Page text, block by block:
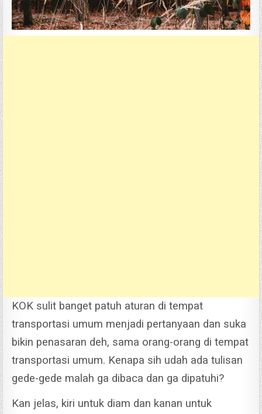
KOK sulit banget patuh aturan di tempat
transportasi umum menjadi pertanyaan dan suka
bikin penasaran deh, sama orang-orang di tempat
transportasi umum. Kenapa sih udah ada tulisan
gede-gede malah ga dibaca dan ga dipatuhi?
Kan jelas, kiri untuk diam dan kanan untuk